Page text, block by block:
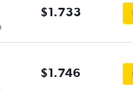
$1.733
$1.746